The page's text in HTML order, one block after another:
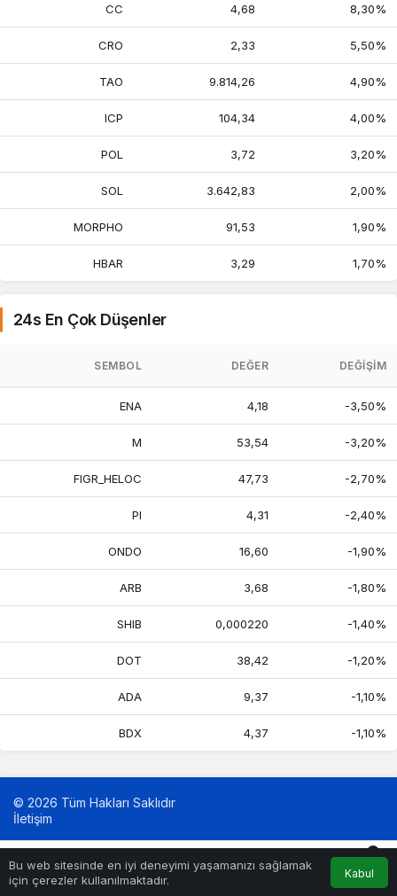
CC 4,68 8,30%
CRO 2,33 5,50%
TAO 9.814,26 4,90%
ICP 104,34 4,00%
POL 3,72 3,20%
SOL 3.642,83 2,00%
MORPHO 91,53 1,90%
HBAR 3,29 1,70%
24s En Çok Düşenler
SEMBOL DEĞER DEĞIŞIM
ENA 4,18 -3,50%
M 53,54 -3,20%
FIGR_HELOC 47,73 -2,70%
PI 4,31 -2,40%
ONDO 16,60 -1,90%
ARB 3,68 -1,80%
SHIB 0,000220 -1,40%
DOT 38,42 -1,20%
ADA 9,37 -1,10%
BDX 4,37 -1,10%
Bu web sitesinde en iyi deneyimi yaşamanızı sağlamak
için çerezler kullanılmaktadır.
Kabul
© 2026 Tüm Hakları Saklıdır
İletişim
Anasayfa Akış Bildirimler